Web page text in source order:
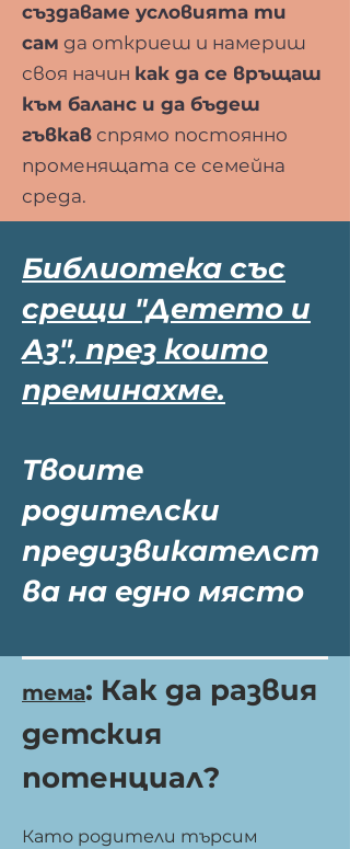
създаваме условията ти
сам да откриеш и намериш
своя начин как да се връщаш
към баланс и да бъдеш
гъвкав спрямо постоянно
променящата се семейна
среда.
Библиотека със
срещи "Детето и
Аз", през които
преминахме.
Твоите
родителски
предизвикателст
ва на едно място
тема: Как да развия
детския
потенциал?
Като родители търсим